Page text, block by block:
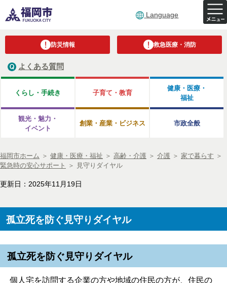
Language
防災情報 救急医療・消防
よくある質問
くらし・手続き 子育て・教育
健康・医療・
福祉
観光・魅力・
イベント
創業・産業・ビジネス 市政全般
福岡市ホーム ＞ 健康・医療・福祉 ＞ 高齢・介護 ＞ 介護 ＞ 家で暮らす ＞
緊急時の安心サポート
＞ 見守りダイヤル
更新日：2025年11月19日
孤立死を防ぐ見守りダイヤル
孤立死を防ぐ見守りダイヤル
個人宅を訪問する企業の方や地域の住民の方が、住民の